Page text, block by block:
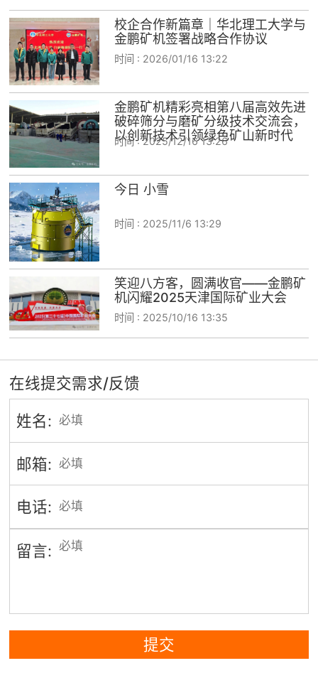
校企合作新篇章｜华北理工大学与
金鹏矿机签署战略合作协议
时间 : 2026/01/16 13:22
金鹏矿机精彩亮相第八届高效先进
破碎筛分与磨矿分级技术交流会，
以创新技术引领绿色矿山新时代
时间 :2025/12/16 13:26
今日 小雪
时间 : 2025/11/6 13:29
笑迎八方客，圆满收官——金鹏矿
机闪耀2025天津国际矿业大会
时间 : 2025/10/16 13:35
在线提交需求/反馈
姓名:
邮箱:
电话:
留言:
提交